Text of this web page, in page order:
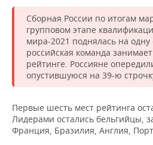
ВУЗЫ ТАТАРСТАНА
КОМУ ПРИНАДЛЕЖАТ
ТОРГОВЫЕ ЦЕНТРЫ
ТАТАРСТАНА
БАНКИ
БЮДЖЕТ
ИНВЕСТИЦИИ
АГРОПРОМ
МАШИНОСТРОЕНИЕ
НЕФТЕХИМИЯ
НЕФТЬ
ОПК
НОВОСТИ НЕДВИЖИМОСТИ
АВТО
НОВОСТИ АВТО
БИЗНЕС
НОВОСТИ БИЗНЕСА
ТРАНСПОРТ
ТЕХНОЛОГИИ
IT
НОВОСТИ МЕРОПРИЯТИЙ
СПОРТ
Сборная России по итогам
групповом этапе
мира-2021 поднялась на одну
российская команда
рейтинге. Россияне
опустившуюся на 39-ю
Первые шесть мест рейтинга
Лидерами остались бельгийцы,
Франция, Бразилия, Англия,